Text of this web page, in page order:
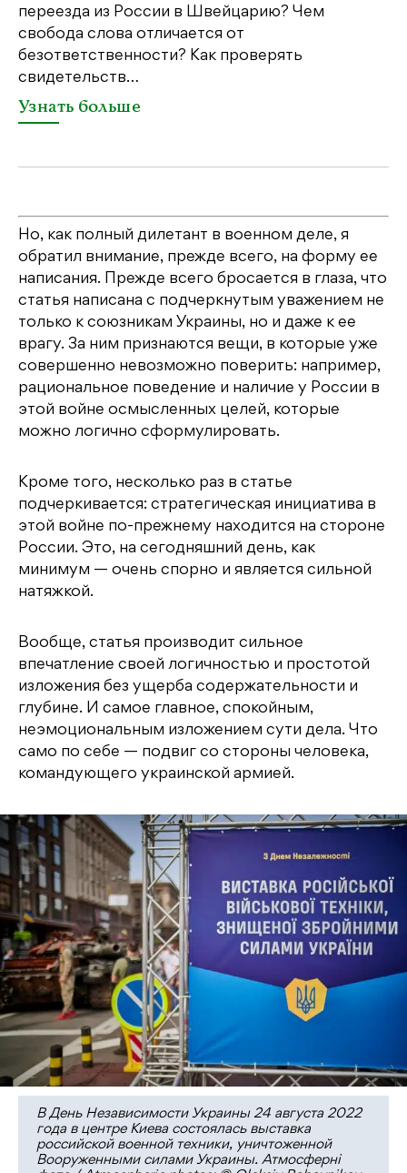
переезда из России в Швейцарию? Чем
свобода слова отличается от
безответственности? Как проверять
свидетельств…
Узнать больше
Но, как полный дилетант в военном деле, я
обратил внимание, прежде всего, на форму ее
написания. Прежде всего бросается в глаза, что
статья написана с подчеркнутым уважением не
только к союзникам Украины, но и даже к ее
врагу. За ним признаются вещи, в которые уже
совершенно невозможно поверить: например,
рациональное поведение и наличие у России в
этой войне осмысленных целей, которые
можно логично сформулировать.
Кроме того, несколько раз в статье
подчеркивается: стратегическая инициатива в
этой войне по-прежнему находится на стороне
России. Это, на сегодняшний день, как
минимум — очень спорно и является сильной
натяжкой.
Вообще, статья производит сильное
впечатление своей логичностью и простотой
изложения без ущерба содержательности и
глубине. И самое главное, спокойным,
неэмоциональным изложением сути дела. Что
само по себе — подвиг со стороны человека,
командующего украинской армией.
В День Независимости Украины 24 августа 2022
года в центре Киева состоялась выставка
российской военной техники, уничтоженной
Вооруженными силами Украины. Атмосферні